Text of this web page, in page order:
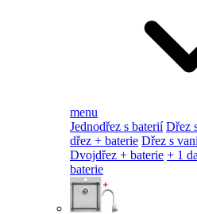
menu
Jednodřez s baterií Dřez
dřez + baterie Dřez s
Dvojdřez + baterie + 1
baterie